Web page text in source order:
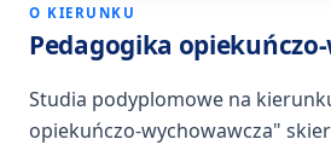
O KIERUNKU
Pedagogika
Studia podyplomowe na
opiekuńczo-wychowawcza"